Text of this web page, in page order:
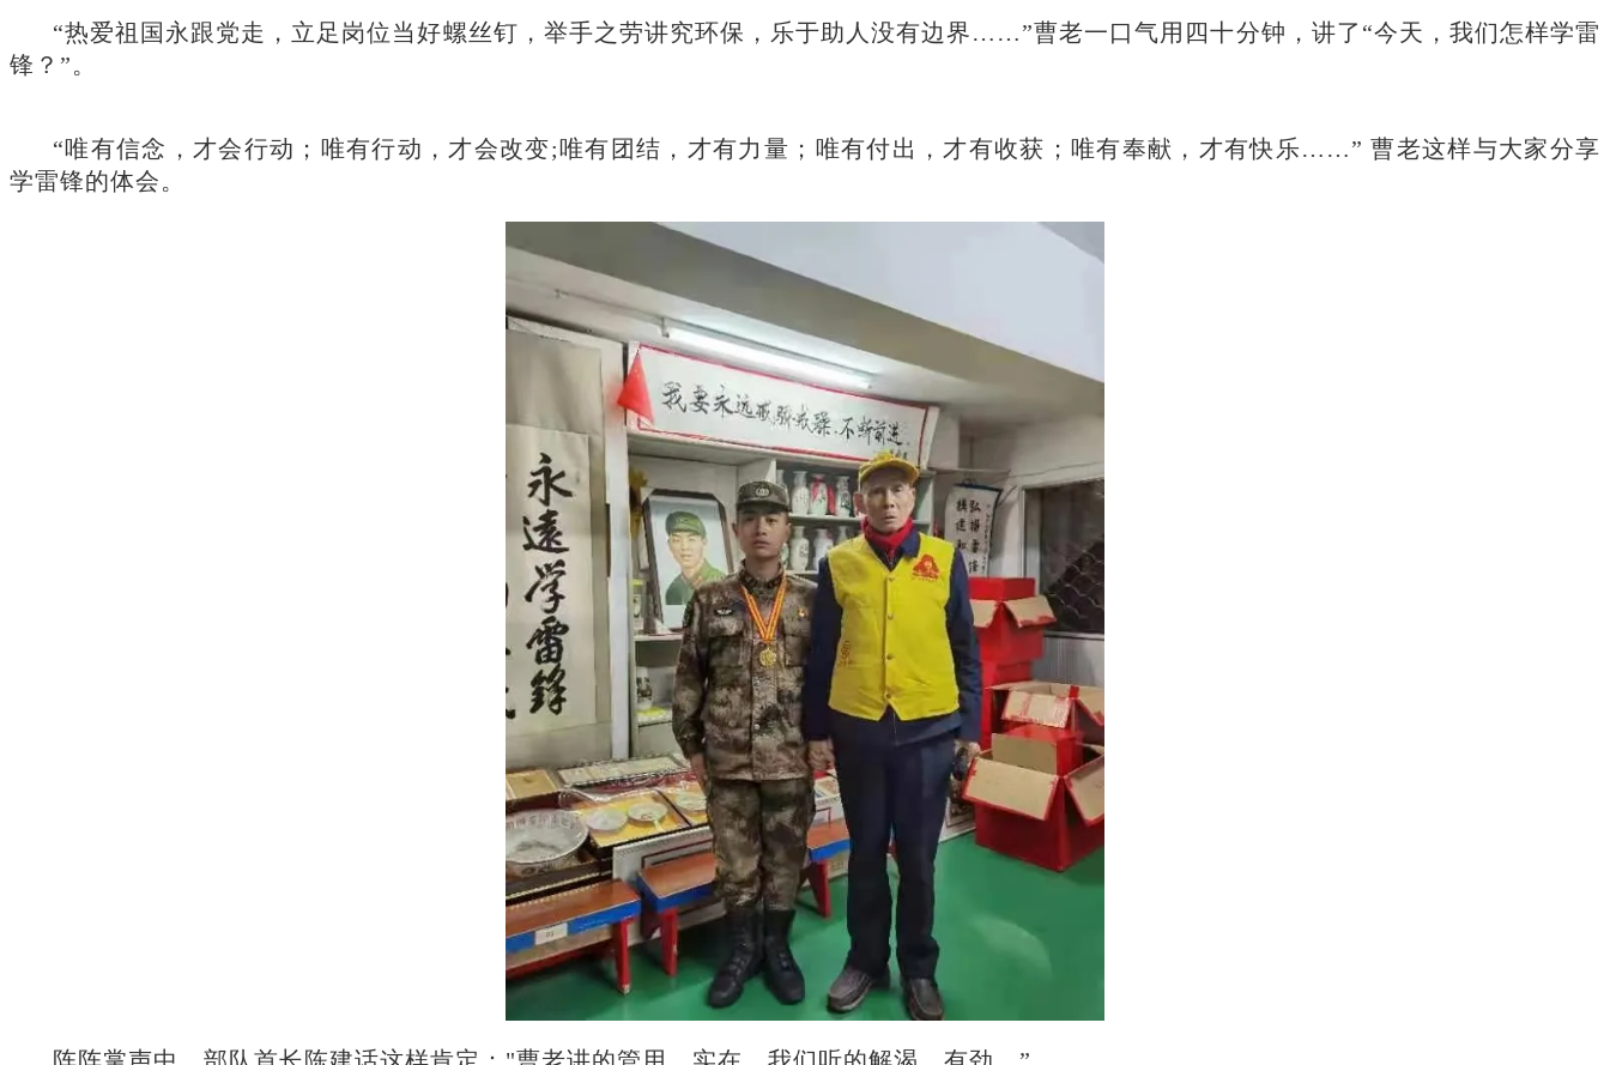
“热爱祖国永跟党走，立足岗位当好螺丝钉，举手之劳讲究环保，乐于助人没有边界……”曹老一口气用四十分钟，讲了“今天，我们怎样学雷
锋？”。
“唯有信念，才会行动；唯有行动，才会改变;唯有团结，才有力量；唯有付出，才有收获；唯有奉献，才有快乐……” 曹老这样与大家分享
学雷锋的体会。